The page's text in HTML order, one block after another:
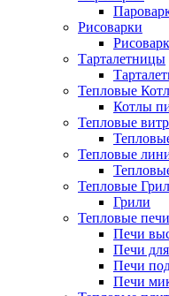
Рисоварки
Тарталетницы
Тепловые
Котлы
Тепловые
Тепловые
Тепловые
Грили
Тепловые печи
Печи
Печи
Печи
Печи